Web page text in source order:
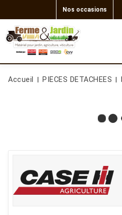
Nos occasions
Accueil PIECES DETACHEES